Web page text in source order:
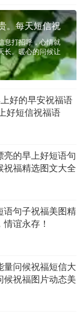
辛苦啦，早安，
。每天短信祝
息打招呼，心情就
长。暖心的问候让
愿，...
好的早安祝福语
好短信祝福语
亮的早上好短语句
祝福精选图文大全
语句子祝福美图精
谊永存！
量问候祝福短信大
候祝福图片动态美